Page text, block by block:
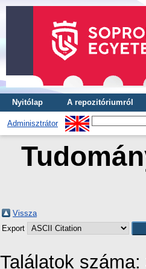
Nyitólap A repozitóriumról
Adminisztrátor
Vissza
Export
Találatok száma: